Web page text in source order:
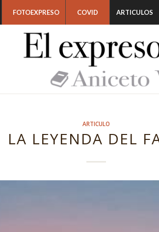
FOTOEXPRESO COVID ARTICULOS
ARTICULO
LA LEYENDA DEL